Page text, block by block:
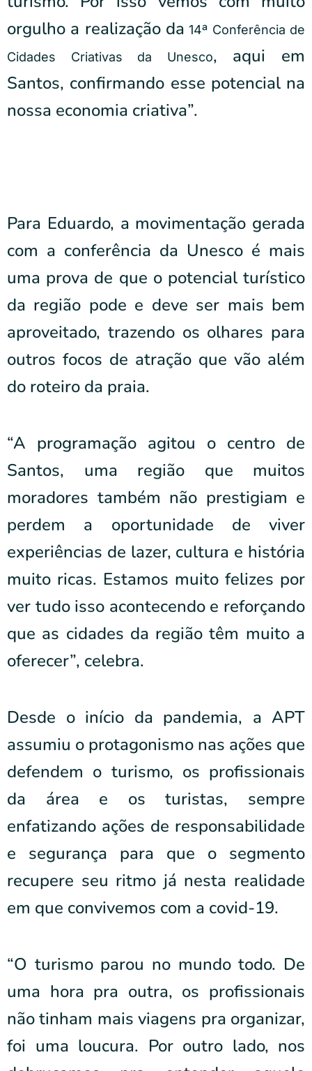
orgulho a realização da 14ª Conferência de
Cidades Criativas da Unesco, aqui em
Santos, confirmando esse potencial na
nossa economia criativa”.
Para Eduardo, a movimentação gerada
com a conferência da Unesco é mais
uma prova de que o potencial turístico
da região pode e deve ser mais bem
aproveitado, trazendo os olhares para
outros focos de atração que vão além
do roteiro da praia.
“A programação agitou o centro de
Santos, uma região que muitos
moradores também não prestigiam e
perdem a oportunidade de viver
experiências de lazer, cultura e história
muito ricas. Estamos muito felizes por
ver tudo isso acontecendo e reforçando
que as cidades da região têm muito a
oferecer”, celebra.
Desde o início da pandemia, a APT
assumiu o protagonismo nas ações que
defendem o turismo, os profissionais
da área e os turistas, sempre
enfatizando ações de responsabilidade
e segurança para que o segmento
recupere seu ritmo já nesta realidade
em que convivemos com a covid-19.
“O turismo parou no mundo todo. De
uma hora pra outra, os profissionais
não tinham mais viagens pra organizar,
foi uma loucura. Por outro lado, nos